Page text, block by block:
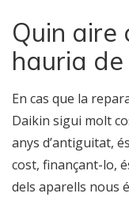
Quin aire
hauria
En cas que la
Daikin sigui molt
anys d’antiguitat,
cost, finançant-lo,
dels aparells nous